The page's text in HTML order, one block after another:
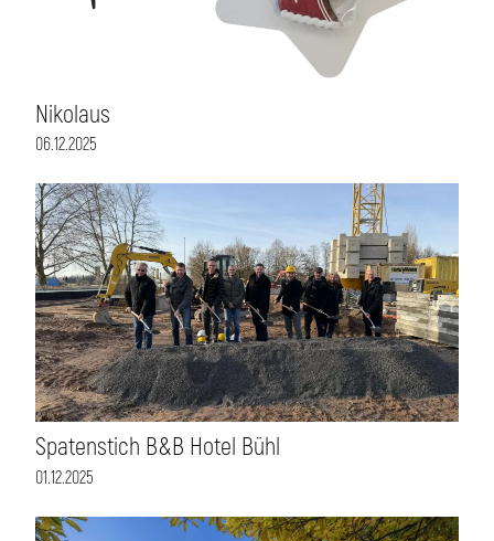
Nikolaus
06.12.2025
Spatenstich B&B Hotel Bühl
01.12.2025